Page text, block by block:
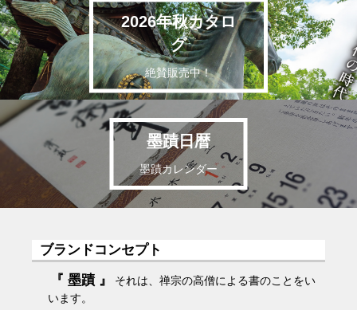
2026年秋カタロ
グ
絶賛販売中！
墨蹟日暦
墨蹟カレンダー
ブランドコンセプト
『 墨蹟 』
それは、禅宗の高僧による書のことをい
います。